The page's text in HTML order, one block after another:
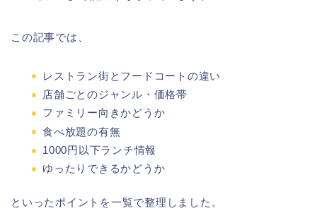
この記事では、
レストラン街とフードコートの違い
店舗ごとのジャンル・価格帯
ファミリー向きかどうか
食べ放題の有無
1000円以下ランチ情報
ゆったりできるかどうか
といったポイントを一覧で整理しました。